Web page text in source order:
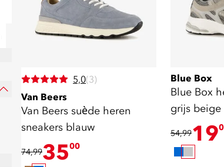
5,0(3)
Van Beers
Van Beers suède heren
sneakers blauw
74,993500
Blue Box
Blue Box
grijs beige
54,9919